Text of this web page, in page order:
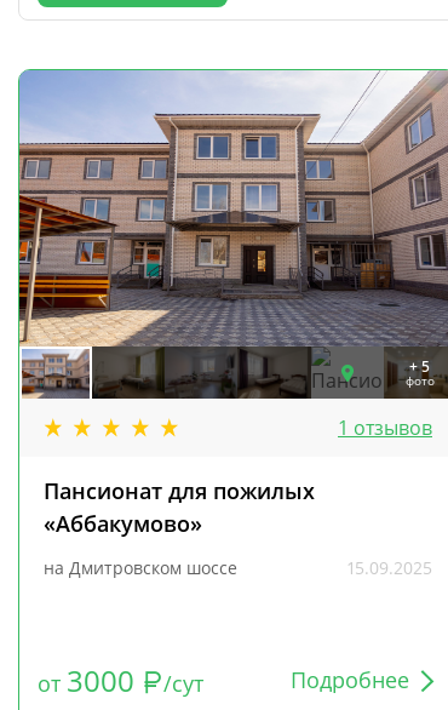
+ 5
фото
1 отзывов
Пансионат для пожилых
«Аббакумово»
на Дмитровском шоссе 15.09.2025
от 3000 /сут Подробнее